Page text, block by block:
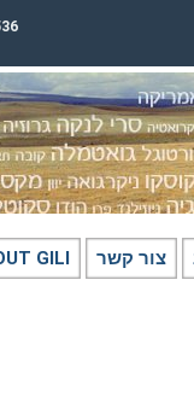
צור קשר GILI